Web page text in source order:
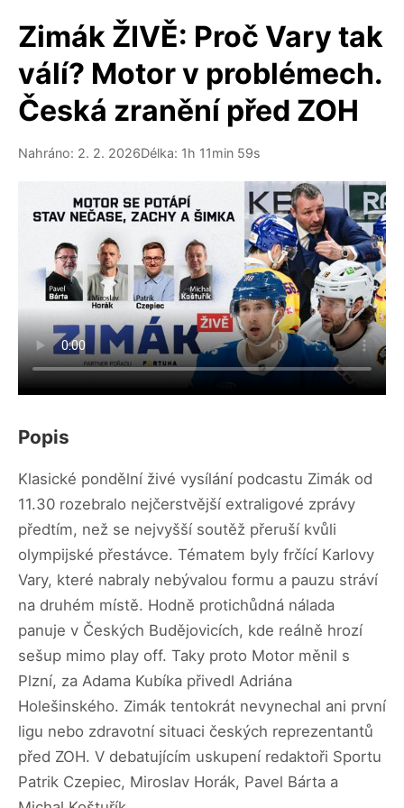
Zimák ŽIVĚ: Proč Vary tak
válí? Motor v problémech.
Česká zranění před ZOH
Nahráno: 2. 2. 2026Délka: 1h 11min 59s
Popis
Klasické pondělní živé vysílání podcastu Zimák od
11.30 rozebralo nejčerstvější extraligové zprávy
předtím, než se nejvyšší soutěž přeruší kvůli
olympijské přestávce. Tématem byly frčící Karlovy
Vary, které nabraly nebývalou formu a pauzu stráví
na druhém místě. Hodně protichůdná nálada
panuje v Českých Budějovicích, kde reálně hrozí
sešup mimo play off. Taky proto Motor měnil s
Plzní, za Adama Kubíka přivedl Adriána
Holešinského. Zimák tentokrát nevynechal ani první
ligu nebo zdravotní situaci českých reprezentantů
před ZOH. V debatujícím uskupení redaktoři Sportu
Patrik Czepiec, Miroslav Horák, Pavel Bárta a